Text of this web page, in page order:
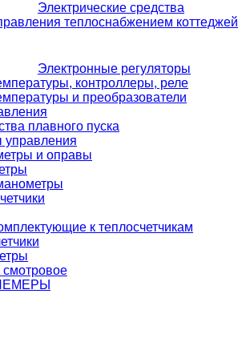
Электрические средства
теплоснабжением коттеджей
Электронные регуляторы
контроллеры, реле
и преобразователи
плавного пуска
и оправы
к теплосчетчикам
смотровое